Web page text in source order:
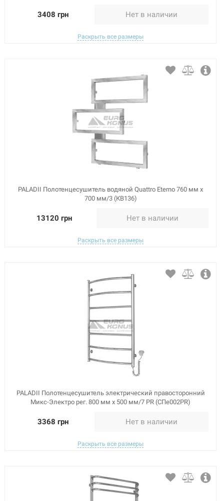
3408 грн Нет в наличии
Раскрыть все размеры
PALADII Полотенцесушитель водяной Quattro Eterno 760 мм х
700 мм/3 (КВ136)
13120 грн Нет в наличии
Раскрыть все размеры
PALADII Полотенцесушитель электрический правосторонний
Микс-Электро рег. 800 мм х 500 мм/7 PR (СПе002PR)
3368 грн Нет в наличии
Раскрыть все размеры